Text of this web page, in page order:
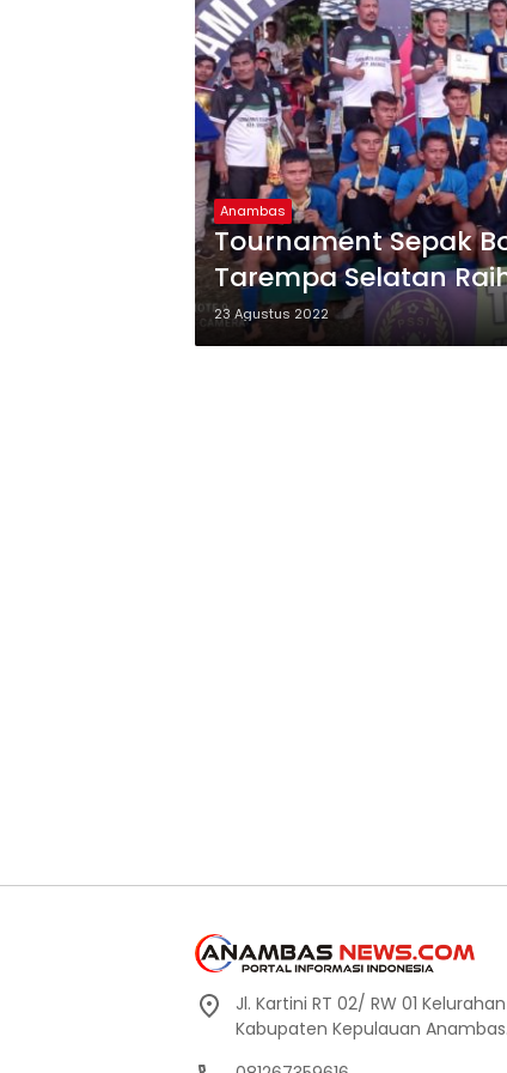
Anambas
Tournament Sepak
Tarempa Selatan
23 Agustus 2022
Jl. Kartini RT 02/ RW 01
Kabupaten Kepulauan Anambas.